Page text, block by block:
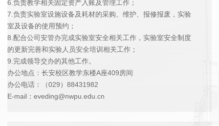
6.负责教学相关固定资产入账及管理工作；
7.负责实验室设施设备及耗材的采购、维护、报修报废，实验
室及设备的使用预约；
8.配合公司安管办完成实验室安全相关工作，实验室安全制度
的更新完善和实验人员安全培训相关工作；
9.完成领导交办的其他工作。
办公地点：长安校区教学东楼A座409房间
办公电话：（029）88431982
E-mail：eveding@nwpu.edu.cn